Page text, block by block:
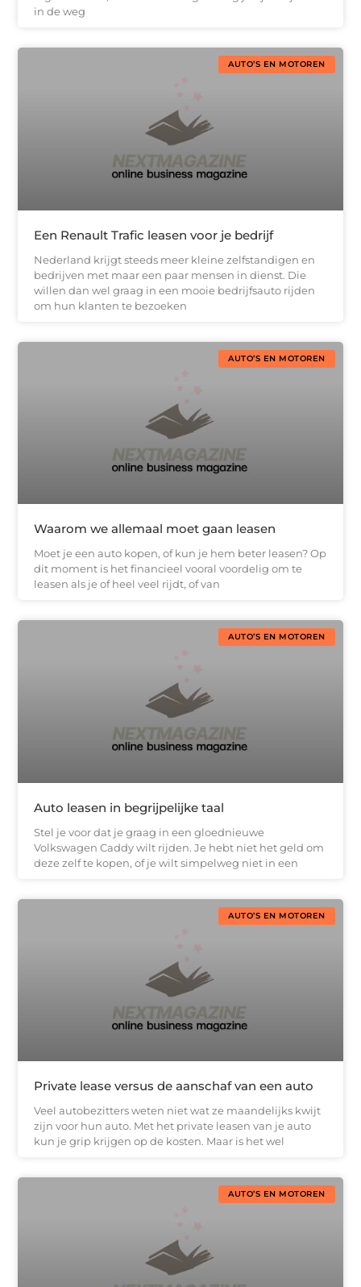
in de weg
AUTO’S EN MOTOREN
Een Renault Trafic leasen voor je bedrijf
Nederland krijgt steeds meer kleine zelfstandigen en
bedrijven met maar een paar mensen in dienst. Die
willen dan wel graag in een mooie bedrijfsauto rijden
om hun klanten te bezoeken
AUTO’S EN MOTOREN
Waarom we allemaal moet gaan leasen
Moet je een auto kopen, of kun je hem beter leasen? Op
dit moment is het financieel vooral voordelig om te
leasen als je of heel veel rijdt, of van
AUTO’S EN MOTOREN
Auto leasen in begrijpelijke taal
Stel je voor dat je graag in een gloednieuwe
Volkswagen Caddy wilt rijden. Je hebt niet het geld om
deze zelf te kopen, of je wilt simpelweg niet in een
AUTO’S EN MOTOREN
Private lease versus de aanschaf van een auto
Veel autobezitters weten niet wat ze maandelijks kwijt
zijn voor hun auto. Met het private leasen van je auto
kun je grip krijgen op de kosten. Maar is het wel
AUTO’S EN MOTOREN